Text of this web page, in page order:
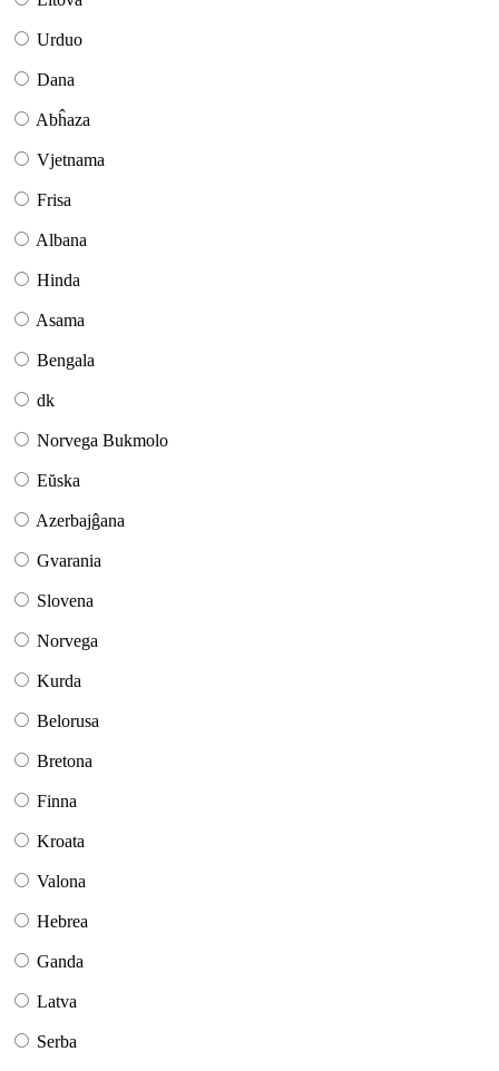
Urduo
Dana
Abĥaza
Vjetnama
Frisa
Albana
Hinda
Asama
Bengala
dk
Norvega Bukmolo
Eŭska
Azerbajĝana
Gvarania
Slovena
Norvega
Kurda
Belorusa
Bretona
Finna
Kroata
Valona
Hebrea
Ganda
Latva
Serba